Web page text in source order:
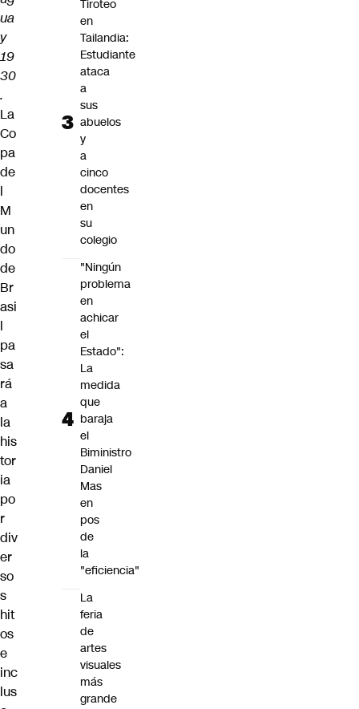
ua
y
19
30
.
La
Co
pa
de
l
M
un
do
de
Br
asi
l
pa
sa
rá
a
la
his
tor
ia
po
r
div
er
so
s
hit
os
e
inc
lus
Tiroteo
en
Tailandia:
Estudiante
ataca
a
sus
abuelos
y
a
cinco
docentes
en
su
colegio
"Ningún
problema
en
achicar
el
Estado":
La
medida
que
baraja
el
Biministro
Daniel
Mas
en
pos
de
la
"eficiencia"
La
feria
de
artes
visuales
más
grande